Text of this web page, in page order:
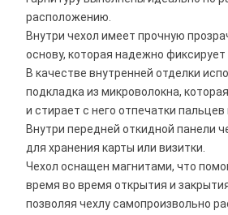
расположению.
Внутри чехол имеет прочную
основу, которая надежно
В качестве внутренней отделки
подкладка из микроволокна,
и стирает с него отпечатки пальцев
Внутри передней откидной панели
для хранения карты или визитки.
Чехол оснащен магнитами, что
время во время открытия и
позволяя чехлу самопроизвольно